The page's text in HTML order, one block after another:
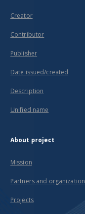
Creator
Contributor
Publisher
Date issued/created
Description
Unified name
About project
Mission
Partners and organization
Projects